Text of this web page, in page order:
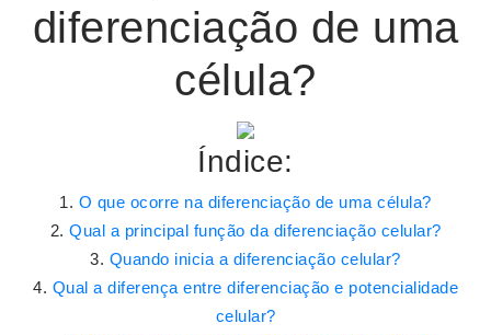
diferenciação de uma
célula?
Índice:
O que ocorre na diferenciação de uma célula?
Qual a principal função da diferenciação celular?
Quando inicia a diferenciação celular?
Qual a diferença entre diferenciação e potencialidade
celular?